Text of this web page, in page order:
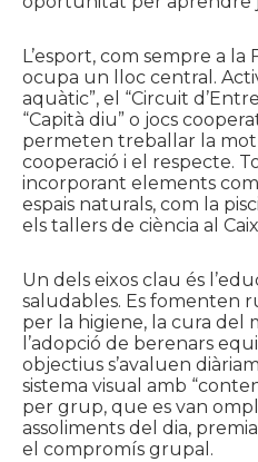
L’esport, com sempre a la
ocupa un lloc central.
aquàtic”, el “Circuit
“Capità diu” o jocs
permeten treballar la
cooperació i el respecte.
incorporant elements com
espais naturals, com la
els tallers de ciència al
Un dels eixos clau és
saludables. Es fomenten
per la higiene, la cura del
l’adopció de berenars
objectius s’avaluen
sistema visual amb
per grup, que es van
assoliments del dia,
el compromís grupal.